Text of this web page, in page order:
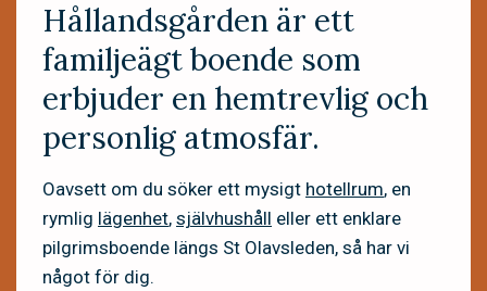
Hållandsgården är ett
familjeägt boende som
erbjuder en hemtrevlig och
personlig atmosfär.
Oavsett om du söker ett mysigt hotellrum, en
rymlig lägenhet, självhushåll eller ett enklare
pilgrimsboende längs St Olavsleden, så har vi
något för dig.